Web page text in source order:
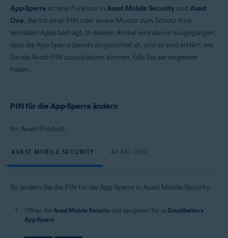
Produkte:
Avast Mobile Security 24.x für Android
Betriebssysteme:
App-Sperre ist eine Funktion in Avast Mobile Security und Avast
One, die mit einer PIN oder einem Muster zum Schutz Ihrer
sensiblen Apps beiträgt. In diesem Artikel wird davon ausgegangen,
dass die App-Sperre bereits eingerichtet ist, und es wird erklärt, wie
Sie die Avast-PIN zurücksetzen können, falls Sie sie vergessen
haben.
PIN für die App-Sperre ändern
Ihr Avast-Produkt:
AVAST MOBILE SECURITY AVAST ONE
So ändern Sie die PIN für die App-Sperre in Avast Mobile Security:
Öffnen Sie Avast Mobile Security und navigieren Sie zu Einzelheiten ▸
App-Sperre.